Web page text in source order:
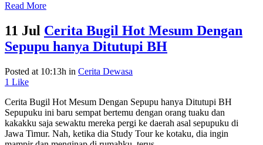
Read More
11 Jul Cerita Bugil Hot Mesum Dengan
Sepupu hanya Ditutupi BH
Posted at 10:13h in Cerita Dewasa
1 Like
Cerita Bugil Hot Mesum Dengan Sepupu hanya Ditutupi BH
Sepupuku ini baru sempat bertemu dengan orang tuaku dan
kakakku saja sewaktu mereka pergi ke daerah asal sepupuku di
Jawa Timur. Nah, ketika dia Study Tour ke kotaku, dia ingin